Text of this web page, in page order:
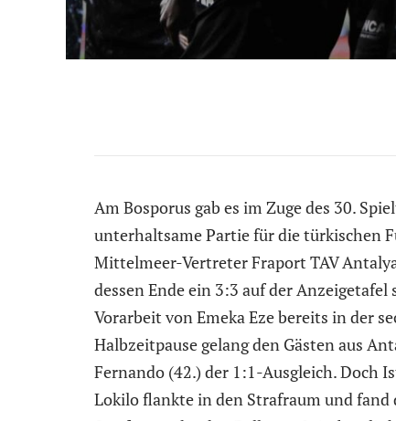
Am Bosporus gab es im Zuge des 30.
unterhaltsame Partie für die türkischen
Mittelmeer-Vertreter Fraport TAV
dessen Ende ein 3:3 auf der
Vorarbeit von Emeka Eze bereits in der
Halbzeitpause gelang den Gästen aus
Fernando (42.) der 1:1-Ausgleich. Doch
Lokilo flankte in den Strafraum und fand